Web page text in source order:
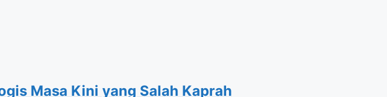
Masa Kini yang Salah Kaprah